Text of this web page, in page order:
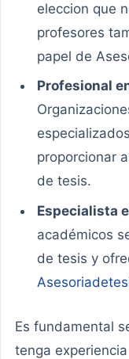
eleccion que
profesores
papel de
Profesional
proporcionar
de tesis.
Especialista
académicos
de tesis y
Es fundamental
tenga